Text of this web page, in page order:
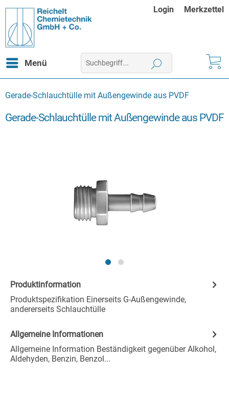
Login Merkzettel
Menü
Gerade-Schlauchtülle mit Außengewinde aus PVDF
Gerade-Schlauchtülle mit Außengewinde aus PVDF
Produktinformation
Produktspezifikation Einerseits G-Außengewinde,
andererseits Schlauchtülle
Allgemeine Informationen
Allgemeine Information Beständigkeit gegenüber Alkohol,
Aldehyden, Benzin, Benzol...